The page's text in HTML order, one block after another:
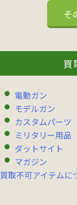
そ
買
電動ガン
モデルガン
カスタムパーツ
ミリタリー用品
ダットサイト
マガジン
買取不可アイテムに